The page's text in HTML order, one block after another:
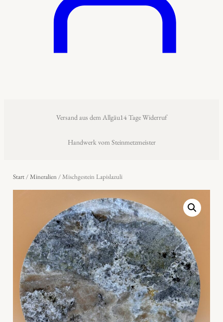
Versand aus dem Allgäu14 Tage Widerruf
Handwerk vom Steinmetzmeister
Start/Mineralien/ Mischgestein Lapislazuli